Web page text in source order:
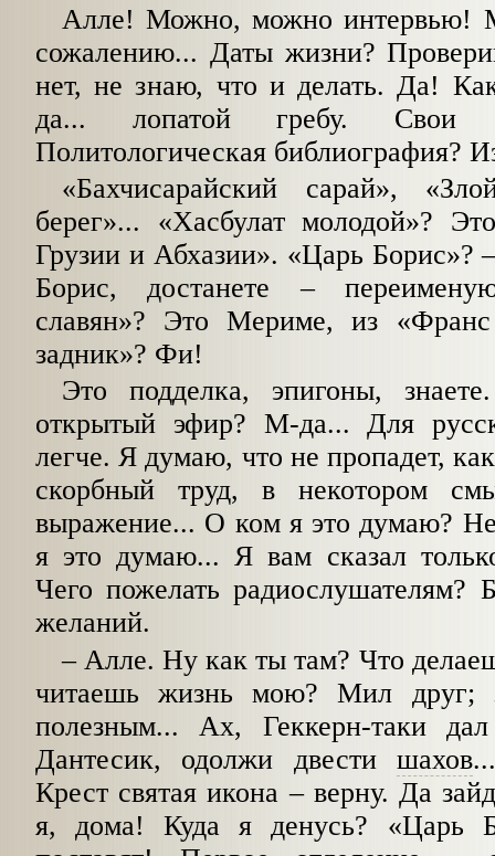
Алле! Можно, можно интервью!
сожалению... Даты жизни?
нет, не знаю, что и делать. Да! Как
да... лопатой гребу. Свои
Политологическая библиография?
«Бахчисарайский сарай»,
берег»... «Хасбулат молодой»?
Грузии и Абхазии». «Царь Борис»?
Борис, достанете–
славян»? Это Мериме, из
задник»? Фи!
Это подделка, эпигоны,
открытый эфир? М-да... Для
легче. Я думаю, что не пропадет,
скорбный труд, в некотором
выражение... О ком я это думаю?
я это думаю... Я вам сказал
Чего пожелать радиослушателям?
желаний.
–Алле. Ну как ты там? Что
читаешь жизнь мою? Мил друг;
полезным... Ах, Геккерн-таки
Дантесик, одолжи двести шахов
Крест святая икона–верну. Да
я, дома! Куда я денусь? «Царь